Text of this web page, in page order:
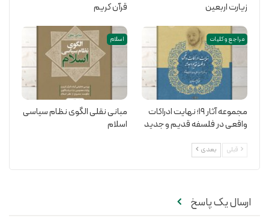
زیارت اربعین قرآن کریم
مراجع و کلیات
مجموعه آثار 19؛ نهایت ادراکات
واقعی در فلسفه قدیم و جدید
اسلام
مبانی نقلی الگوی نظام سیاسی
اسلام
قبلی بعدی
ارسال یک پاسخ